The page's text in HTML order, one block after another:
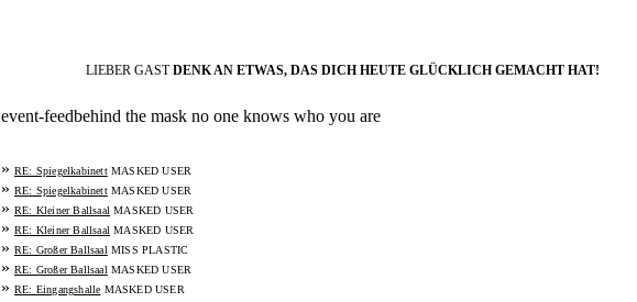
»nobler
LIEBER GASTDENK AN ETWAS, DAS DICH HEUTE GLÜCKLICH GEMACHT HAT!
event-feedbehind the mask no one knows who you are
» RE: Spiegelkabinett MASKED USER
» RE: Spiegelkabinett MASKED USER
» RE: Kleiner Ballsaal MASKED USER
» RE: Kleiner Ballsaal MASKED USER
» RE: Großer Ballsaal MISS PLASTIC
» RE: Großer Ballsaal MASKED USER
» RE: Eingangshalle MASKED USER